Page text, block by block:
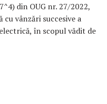
din OUG nr. 27/2022,
vânzări succesive a
în scopul vădit de